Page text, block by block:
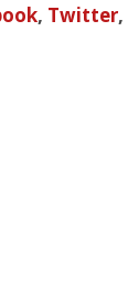
, Twitter,